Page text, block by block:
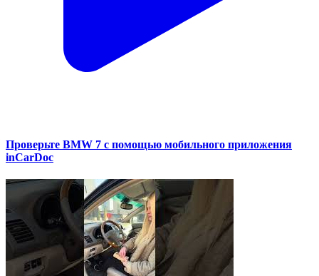
Проверьте BMW 7 с помощью мобильного приложения
inCarDoc